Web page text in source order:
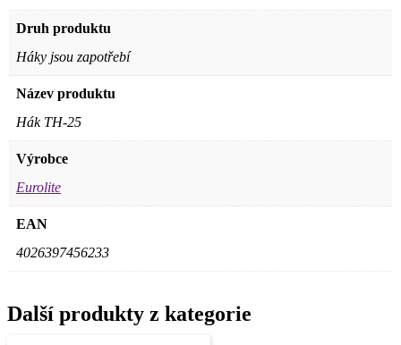
Druh produktu
Háky jsou zapotřebí
Název produktu
Hák TH-25
Výrobce
Eurolite
EAN
4026397456233
Další produkty z kategorie